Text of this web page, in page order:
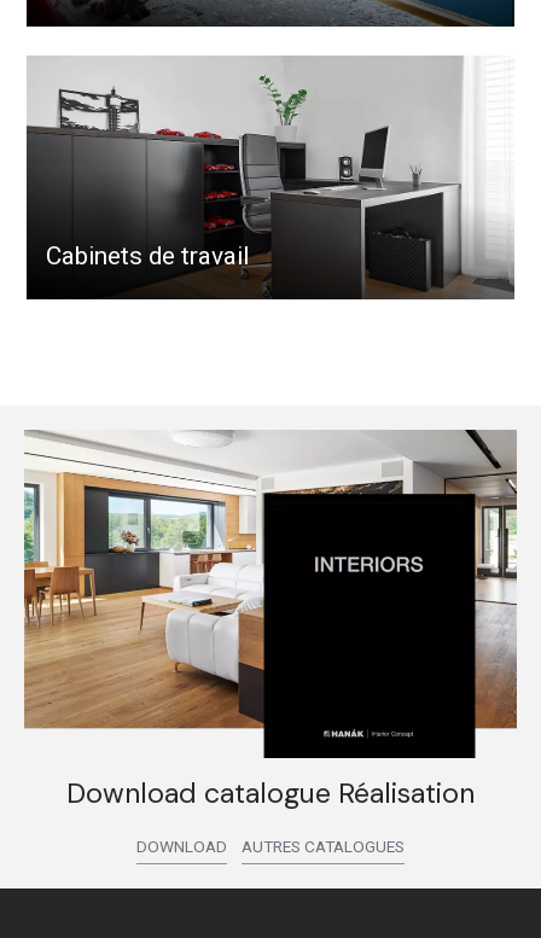
Cabinets de travail
Download catalogue Réalisation
DOWNLOAD AUTRES CATALOGUES